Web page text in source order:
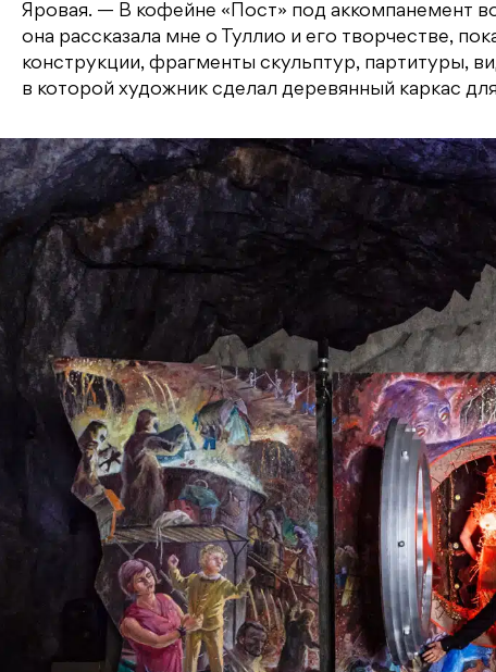
Яровая. — В кофейне «Пост» под аккомпанемент
она рассказала мне о Туллио и его творчестве,
конструкции, фрагменты скульптур, партитуры,
в которой художник сделал деревянный каркас